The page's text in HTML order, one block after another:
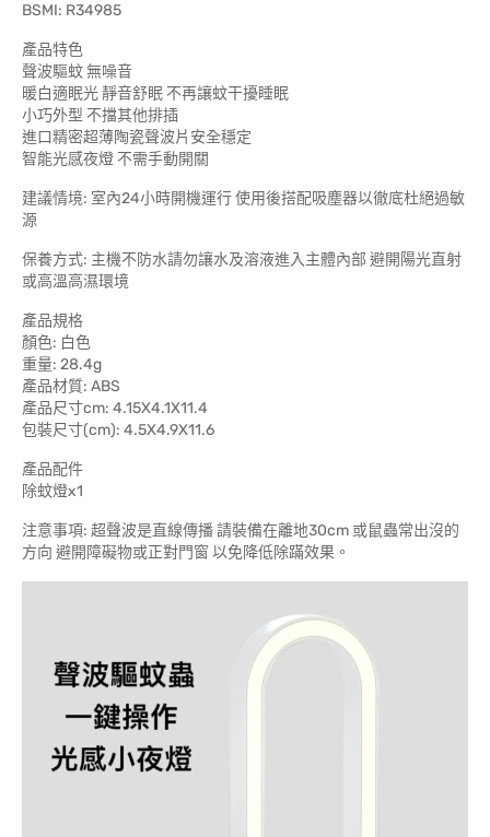
BSMI: R34985
產品特色
聲波驅蚊 無噪音
暖白適眠光 靜音舒眠 不再讓蚊干擾睡眠
小巧外型 不擋其他排插
進口精密超薄陶瓷聲波片安全穩定
智能光感夜燈 不需手動開關
建議情境: 室內24小時開機運行 使用後搭配吸塵器以徹底杜絕過敏
源
保養方式: 主機不防水請勿讓水及溶液進入主體內部 避開陽光直射
或高溫高濕環境
產品規格
顏色: 白色
重量: 28.4g
產品材質: ABS
產品尺寸cm: 4.15X4.1X11.4
包裝尺寸(cm): 4.5X4.9X11.6
產品配件
除蚊燈x1
注意事項: 超聲波是直線傳播 請裝備在離地30cm 或鼠蟲常出沒的
方向 避開障礙物或正對門窗 以免降低除蹣效果。